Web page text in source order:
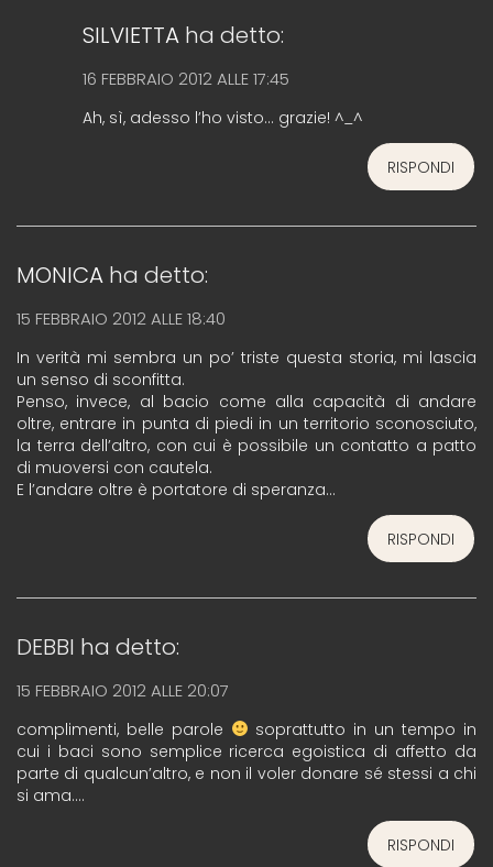
SILVIETTA ha detto:
16 FEBBRAIO 2012 ALLE 17:45
Ah, sì, adesso l’ho visto… grazie! ^_^
RISPONDI
MONICA ha detto:
15 FEBBRAIO 2012 ALLE 18:40
In verità mi sembra un po’ triste questa storia, mi lascia
un senso di sconfitta.
Penso, invece, al bacio come alla capacità di andare
oltre, entrare in punta di piedi in un territorio sconosciuto,
la terra dell’altro, con cui è possibile un contatto a patto
di muoversi con cautela.
E l’andare oltre è portatore di speranza…
RISPONDI
DEBBI ha detto:
15 FEBBRAIO 2012 ALLE 20:07
complimenti, belle parole
soprattutto in un tempo in
cui i baci sono semplice ricerca egoistica di affetto da
parte di qualcun’altro, e non il voler donare sé stessi a chi
si ama….
RISPONDI